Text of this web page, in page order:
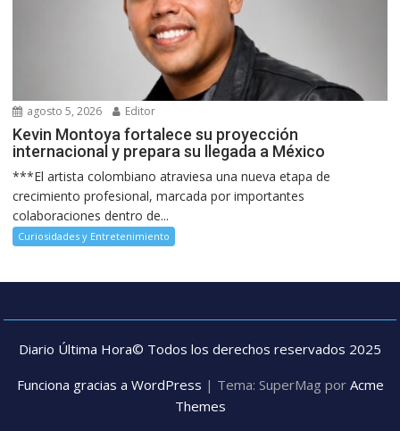
agosto 5, 2026 Editor
Kevin Montoya fortalece su proyección
internacional y prepara su llegada a México
***El artista colombiano atraviesa una nueva etapa de
crecimiento profesional, marcada por importantes
colaboraciones dentro de...
Curiosidades y Entretenimiento
Diario Última Hora© Todos los derechos reservados 2025
Funciona gracias a WordPress | Tema: SuperMag por Acme
Themes